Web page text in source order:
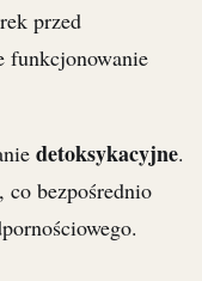
przed
funkcjonowanie
detoksykacyjne.
co bezpośrednio